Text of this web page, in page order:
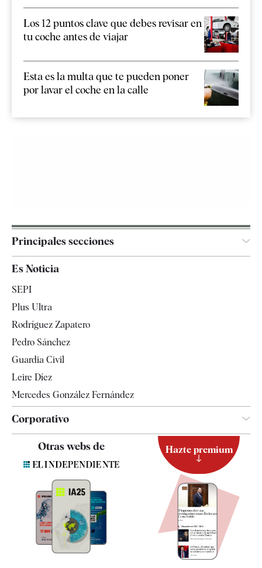
Los 12 puntos clave que debes revisar en
tu coche antes de viajar
Esta es la multa que te pueden poner
por lavar el coche en la calle
Principales secciones
Televisión
Es Noticia
SEPI
Plus Ultra
Rodríguez Zapatero
Pedro Sánchez
Guardia Civil
Leire Díez
Mercedes González Fernández
Corporativo
Quiénes somos
Especificaciones
Otras webs de Hazte premium